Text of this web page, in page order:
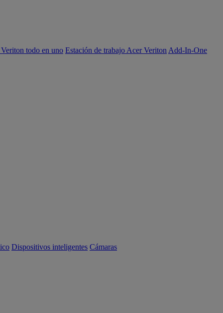
todo en uno Estación de trabajo Acer Veriton Add-In-One
Dispositivos inteligentes Cámaras